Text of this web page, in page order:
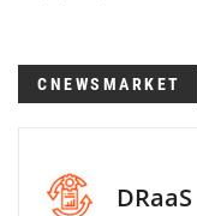
CNEWSMARKET
DRaaS